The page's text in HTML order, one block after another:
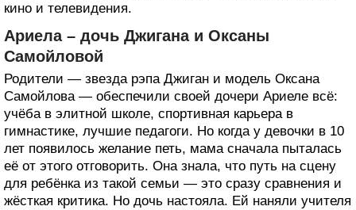
кино и телевидения.
Ариела – дочь Джигана и Оксаны
Самойловой
Родители — звезда рэпа Джиган и модель Оксана
Самойлова — обеспечили своей дочери Ариеле всё:
учёба в элитной школе, спортивная карьера в
гимнастике, лучшие педагоги. Но когда у девочки в 10
лет появилось желание петь, мама сначала пыталась
её от этого отговорить. Она знала, что путь на сцену
для ребёнка из такой семьи — это сразу сравнения и
жёсткая критика. Но дочь настояла. Ей наняли учителя